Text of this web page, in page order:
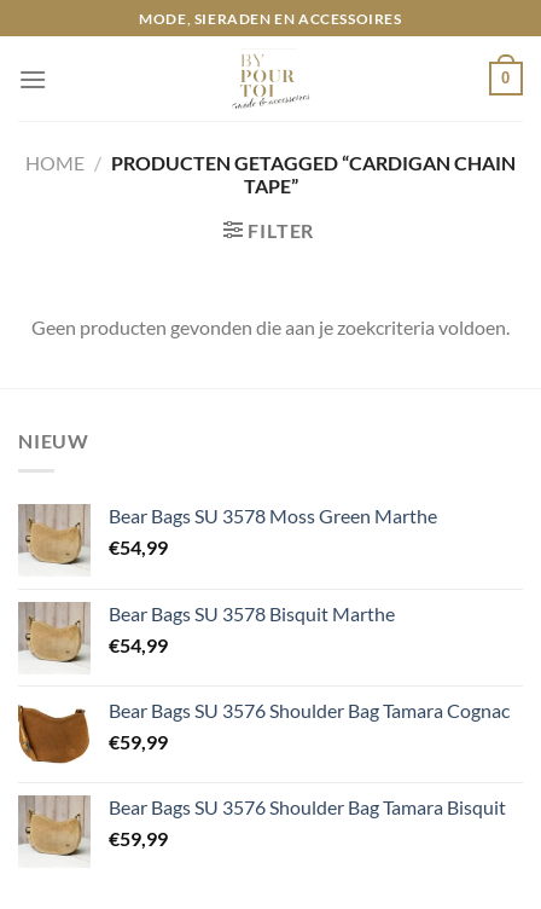
naar
inhoud
MODE, SIERADEN EN ACCESSOIRES
0
HOME / PRODUCTEN GETAGGED “CARDIGAN CHAIN
TAPE”
FILTER
Geen producten gevonden die aan je zoekcriteria voldoen.
NIEUW
Bear Bags SU 3578 Moss Green Marthe
€54,99
Bear Bags SU 3578 Bisquit Marthe
€54,99
Bear Bags SU 3576 Shoulder Bag Tamara Cognac
€59,99
Bear Bags SU 3576 Shoulder Bag Tamara Bisquit
€59,99